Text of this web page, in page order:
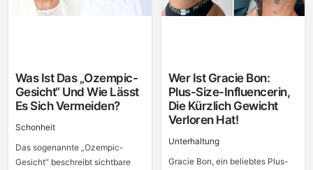
Was Ist Das „Ozempic-
Gesicht“ Und Wie Lässt
Es Sich Vermeiden?
Schonheit
Das sogenannte „Ozempic-
Gesicht“ beschreibt sichtbare
Wer Ist Gracie Bon:
Plus-Size-Influencerin,
Die Kürzlich Gewicht
Verloren Hat!
Unterhaltung
Gracie Bon, ein beliebtes Plus-